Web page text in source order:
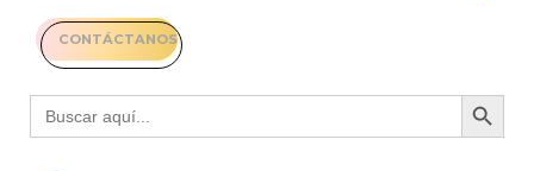
CONTÁCTANOS
Buscar: Botón